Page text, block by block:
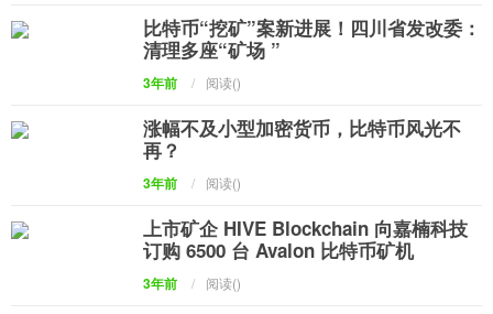
比特币“挖矿”案新进展！四川省发改委：
清理多座“矿场 ”
3年前 / 阅读()
涨幅不及小型加密货币，比特币风光不
再？
3年前 / 阅读()
上市矿企 HIVE Blockchain 向嘉楠科技
订购 6500 台 Avalon 比特币矿机
3年前 / 阅读()